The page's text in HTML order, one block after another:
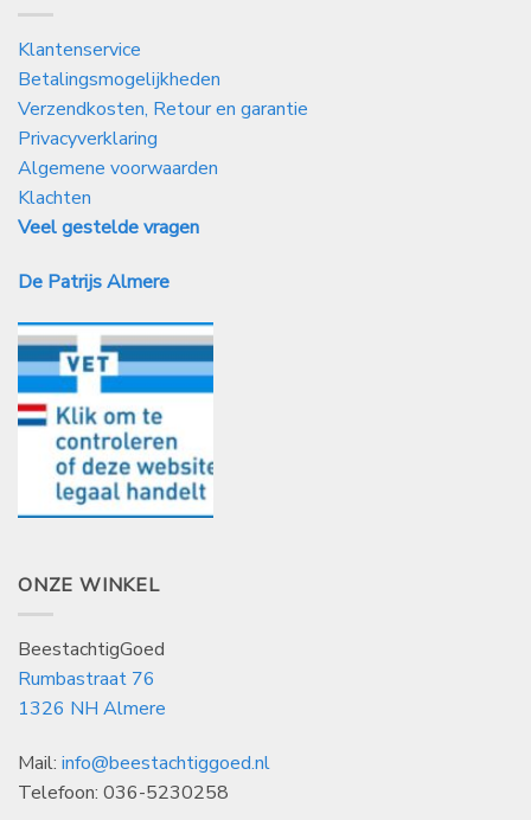
Klantenservice
Betalingsmogelijkheden
Verzendkosten, Retour en garantie
Privacyverklaring
Algemene voorwaarden
Klachten
Veel gestelde vragen
De Patrijs Almere
ONZE WINKEL
BeestachtigGoed
Rumbastraat 76
1326 NH Almere
Mail: info@beestachtiggoed.nl
Telefoon: 036-5230258